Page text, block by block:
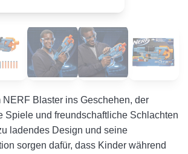
NERF Blaster ins Geschehen, der
Spiele und freundschaftliche Schlachten
ladendes Design und seine
sorgen dafür, dass Kinder während